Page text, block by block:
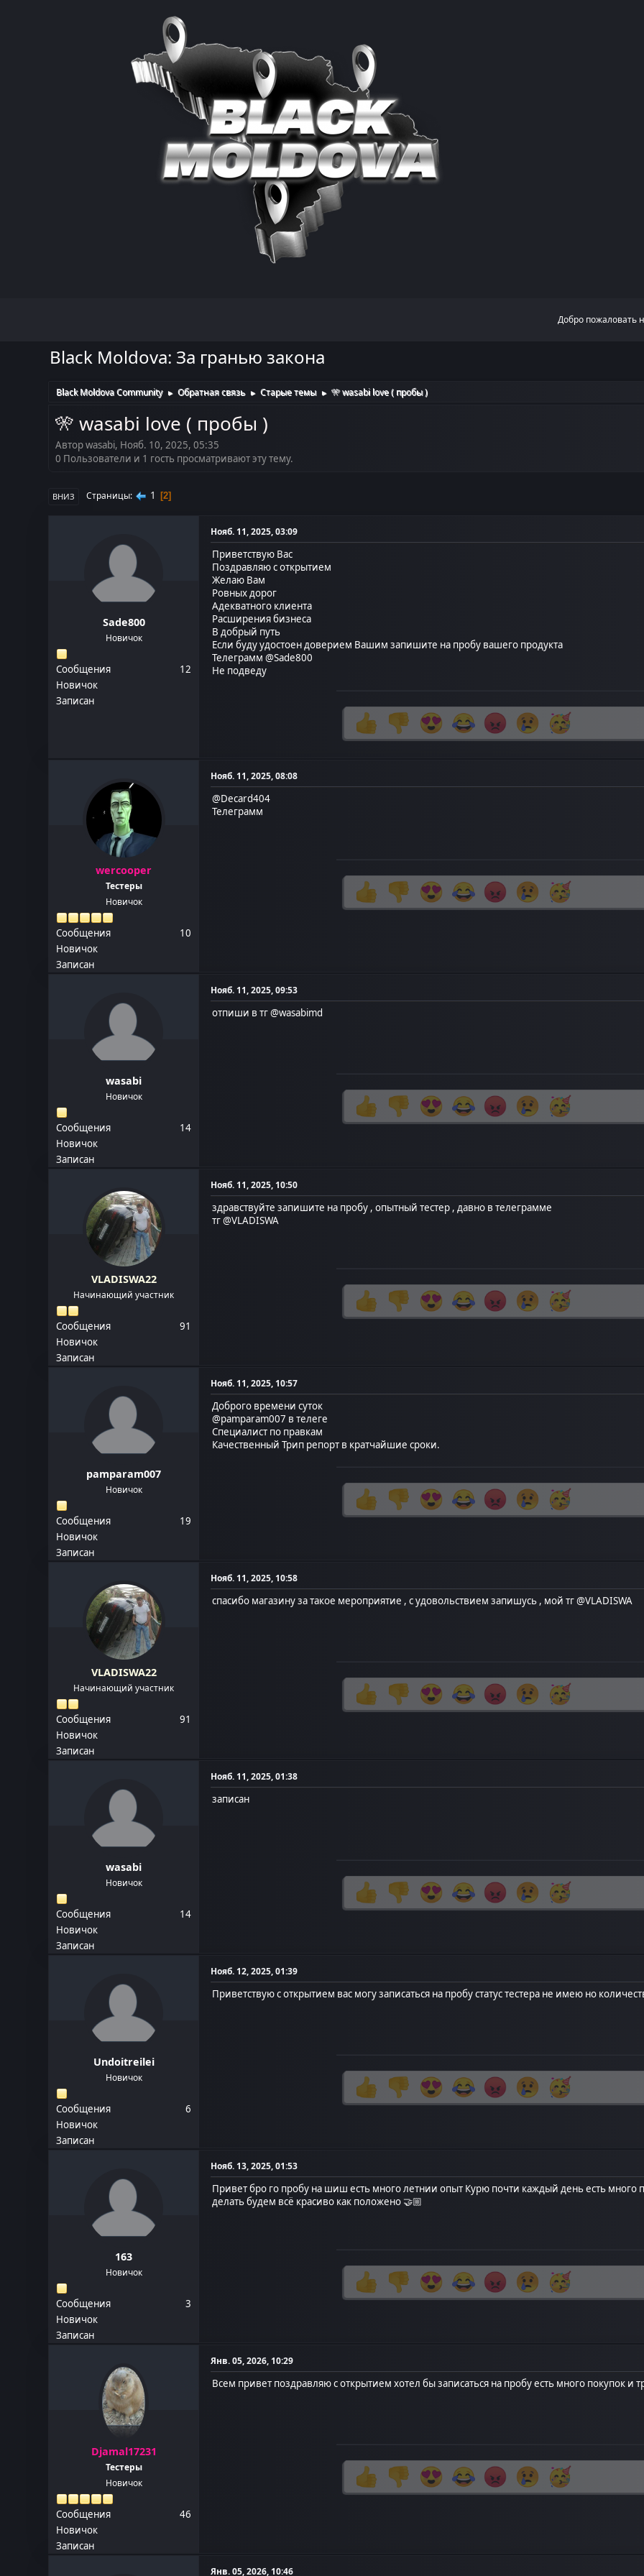
Добро пожаловать
Black Moldova: За гранью закона
Black Moldova Community ► Обратная связь ► Старые темы ► 🎌 wasabi love ( пробы )
🎌 wasabi love ( пробы )
Автор wasabi, Нояб. 10, 2025, 05:35
0 Пользователи и 1 гость просматривают эту тему.
ВНИЗ Страницы 1 2
Sade800
Новичок
Сообщения
12
Новичок
Записан
Нояб. 11, 2025, 03:09
Приветствую Вас
Поздравляю с открытием
Желаю Вам
Ровных дорог
Адекватного клиента
Расширения бизнеса
В добрый путь
Если буду удостоен доверием Вашим запишите на пробу вашего продукта
Телеграмм@Sade800
Не подведу
wercooper
Тестеры
Новичок
Сообщения
10
Новичок
Записан
Нояб. 11, 2025, 08:08
@Decard404
Телеграмм
wasabi
Новичок
Сообщения
14
Новичок
Записан
Нояб. 11, 2025, 09:53
отпиши в тг @wasabimd
VLADISWA22
Начинающий участник
Сообщения
91
Новичок
Записан
Нояб. 11, 2025, 10:50
здравствуйте запишите на пробу , опытный тестер , давно в телеграмме
тг@VLADISWA
pamparam007
Новичок
Сообщения
19
Новичок
Записан
Нояб. 11, 2025, 10:57
Доброго времени суток
@pamparam007 в телеге
Специалист по правкам
Качественный Трип репорт в кратчайшие сроки.
VLADISWA22
Начинающий участник
Сообщения
91
Новичок
Записан
Нояб. 11, 2025, 10:58
спасибо магазину за такое мероприятие , с удовольствием запишусь , мой тг@VLADISWA
wasabi
Новичок
Сообщения
14
Новичок
Записан
Нояб. 11, 2025, 01:38
записан
Undoitreilei
Новичок
Сообщения
6
Новичок
Записан
Нояб. 12, 2025, 01:39
Приветствую с открытием вас могу записаться на пробу статус тестера не имею но
163
Новичок
Сообщения
3
Новичок
Записан
Нояб. 13, 2025, 01:53
Привет бро го пробу на шиш есть много летнии опыт Курю почти каждый день есть много
делать будем всё красиво как положено 🤝🏼
Djamal17231
Тестеры
Новичок
Сообщения
46
Новичок
Записан
Янв. 05, 2026, 10:29
Всем привет поздравляю с открытием хотел бы записаться на пробу есть много покупок и
Янв. 05, 2026, 10:46